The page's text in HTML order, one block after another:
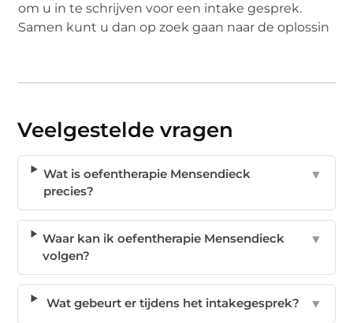
om u in te schrijven voor een intake gesprek.
Samen kunt u dan op zoek gaan naar de oplossin
Veelgestelde vragen
Wat is oefentherapie Mensendieck
precies?
▼
Waar kan ik oefentherapie Mensendieck
volgen?
▼
Wat gebeurt er tijdens het intakegesprek? ▼